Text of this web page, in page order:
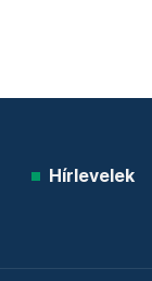
Hírlevelek